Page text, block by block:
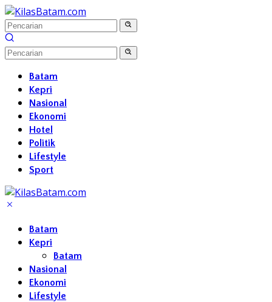
Langsung
ke
konten
Batam
Kepri
Nasional
Ekonomi
Hotel
Politik
Lifestyle
Sport
Batam
Kepri
Batam
Nasional
Ekonomi
Lifestyle